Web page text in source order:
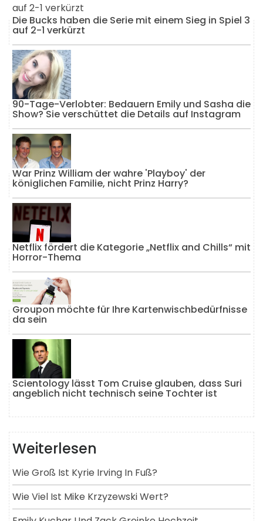
Die Bucks haben die Serie mit einem Sieg in Spiel 3
auf 2-1 verkürzt
90-Tage-Verlobter: Bedauern Emily und Sasha die
Show? Sie verschüttet die Details auf Instagram
War Prinz William der wahre 'Playboy' der
königlichen Familie, nicht Prinz Harry?
Netflix fördert die Kategorie „Netflix and Chills“ mit
Horror-Thema
Groupon möchte für Ihre Kartenwischbedürfnisse
da sein
Scientology lässt Tom Cruise glauben, dass Suri
angeblich nicht technisch seine Tochter ist
Weiterlesen
Wie Groß Ist Kyrie Irving In Fuß?
Wie Viel Ist Mike Krzyzewski Wert?